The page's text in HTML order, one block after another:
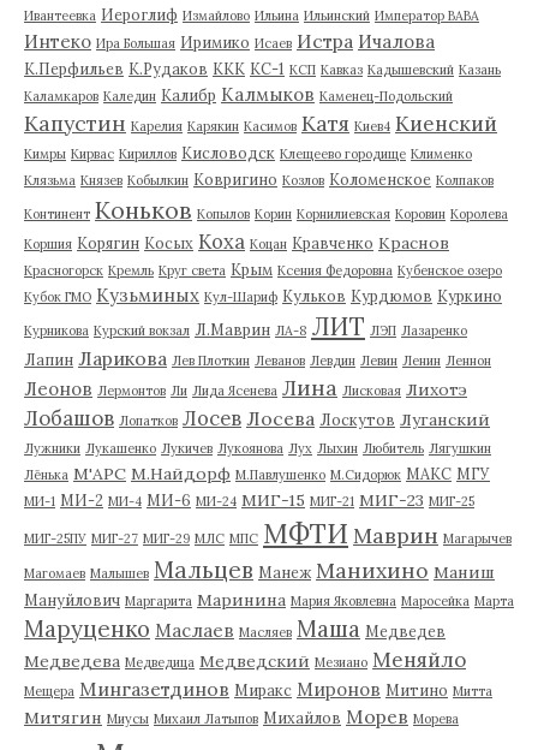
Ивантеевка Иероглиф Измайлово Ильина Ильинский Император ВАВА
Интеко Ира Большая Иримико Исаев Истра Ичалова
К.Перфильев К.Рудаков ККК КС-1 КСП Кавказ Кадышевский Казань
Каламкаров Каледин Калибр Калмыков Каменец-Подольский
Капустин Карелия Карякин Касимов Катя Киев4 Киенский
Кимры Кирвас Кириллов Кисловодск Клещеево городище Клименко
Клязьма Князев Кобылкин Ковригино Козлов Коломенское Колпаков
Континент Коньков Копылов Корин Корнилиевская Коровин Королева
Коршия Корягин Косых Коха Коцан Кравченко Краснов
Красногорск Кремль Круг света Крым Ксения Федоровна Кубенское озеро
Кубок ГМО Кузьминых Кул-Шариф Кульков Курдюмов Куркино
Курникова Курский вокзал Л.Маврин ЛА-8 ЛИТ ЛЭП Лазаренко
Лапин Ларикова Лев Плоткин Леванов Левдин Левин Ленин Леннон
Леонов Лермонтов Ли Лида Ясенева Лина Лисковая Лихотэ
Лобашов Лопатков Лосев Лосева Лоскутов Луганский
Лужники Лукашенко Лукичев Лукоянова Лух Лыхин Любитель Лягушкин
Лёнька М'АРС М.Найдорф М.Павлушенко М.Сидорюк МАКС МГУ
МИ-1 МИ-2 МИ-4 МИ-6 МИ-24 МИГ-15 МИГ-21 МИГ-23 МИГ-25
МИГ-25ПУ МИГ-27 МИГ-29 МЛС МПС МФТИ Маврин Магарычев
Магомаев Малышев Мальцев Манеж Манихино Маниш
Мануйлович Маргарита Маринина Мария Яковлевна Маросейка Марта
Маруценко Маслаев Масляев Маша Медведев
Медведева Медведица Медведский Мезиано Меняйло
Мещера Мингазетдинов Миракс Миронов Митино Митта
Митягин Миусы Михаил Латыпов Михайлов Морев Морева